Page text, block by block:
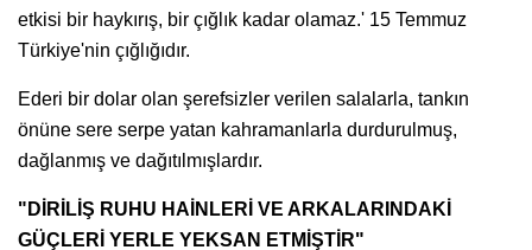
etkisi bir haykırış, bir çığlık kadar olamaz.' 15 Temmuz
Türkiye'nin çığlığıdır.
Ederi bir dolar olan şerefsizler verilen salalarla, tankın
önüne sere serpe yatan kahramanlarla durdurulmuş,
dağlanmış ve dağıtılmışlardır.
"DİRİLİŞ RUHU HAİNLERİ VE ARKALARINDAKİ
GÜÇLERİ YERLE YEKSAN ETMİŞTİR"